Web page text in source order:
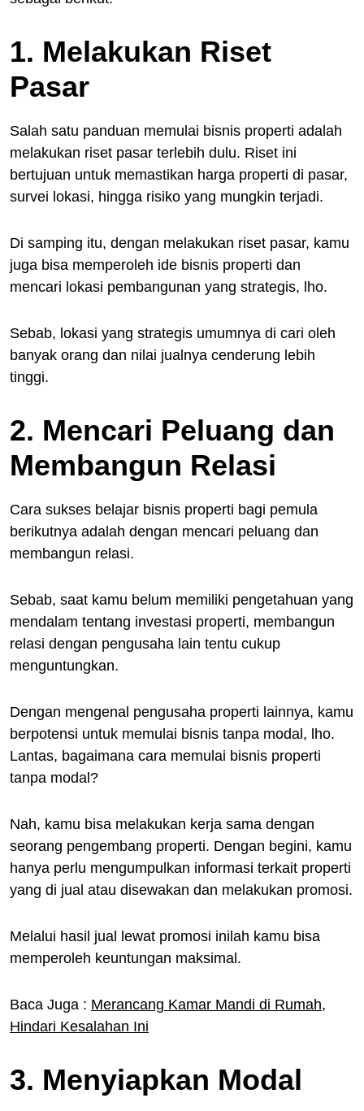
1. Melakukan Riset
Pasar
Salah satu panduan memulai bisnis properti adalah
melakukan riset pasar terlebih dulu. Riset ini
bertujuan untuk memastikan harga properti di pasar,
survei lokasi, hingga risiko yang mungkin terjadi.
Di samping itu, dengan melakukan riset pasar, kamu
juga bisa memperoleh ide bisnis properti dan
mencari lokasi pembangunan yang strategis, lho.
Sebab, lokasi yang strategis umumnya di cari oleh
banyak orang dan nilai jualnya cenderung lebih
tinggi.
2. Mencari Peluang dan
Membangun Relasi
Cara sukses belajar bisnis properti bagi pemula
berikutnya adalah dengan mencari peluang dan
membangun relasi.
Sebab, saat kamu belum memiliki pengetahuan yang
mendalam tentang investasi properti, membangun
relasi dengan pengusaha lain tentu cukup
menguntungkan.
Dengan mengenal pengusaha properti lainnya, kamu
berpotensi untuk memulai bisnis tanpa modal, lho.
Lantas, bagaimana cara memulai bisnis properti
tanpa modal?
Nah, kamu bisa melakukan kerja sama dengan
seorang pengembang properti. Dengan begini, kamu
hanya perlu mengumpulkan informasi terkait properti
yang di jual atau disewakan dan melakukan promosi.
Melalui hasil jual lewat promosi inilah kamu bisa
memperoleh keuntungan maksimal.
Baca Juga : Merancang Kamar Mandi di Rumah,
Hindari Kesalahan Ini
3. Menyiapkan Modal